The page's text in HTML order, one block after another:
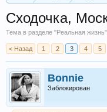
Сходочка,
Тема в разделе "Реальная жизнь
< Назад 1 2 3 4 5
Bonnie
Заблокирован